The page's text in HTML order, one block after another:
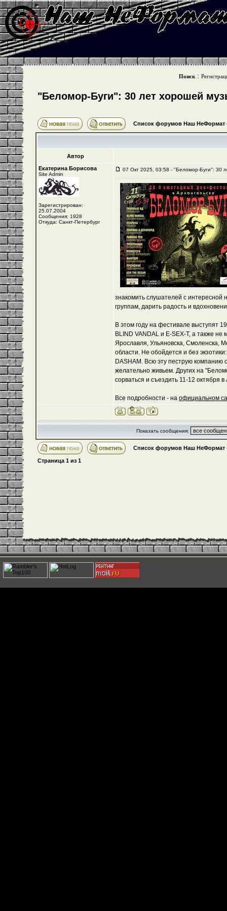
Поиск :
"Беломор-Буги": 30 лет хорошей
Список форумов Наш НеФормат
Автор
Екатерина Борисова
Site Admin
Зарегистрирован:
25.07.2004
Сообщения: 1928
Откуда: Санкт-Петербург
07 Окт 2025, 03:58 - "Беломор-Буги": 30
знакомить слушателей с интересной
группам, дарить радость и
В этом году на фестивале выступят
BLIND VANDAL и E-SEX-Т, а также
Ярославля, Ульяновска, Смоленска,
области. Не обойдется и без
DASHAM. Всю эту пеструю компанию
желательно живьем. Других на
сорваться и съездить 11-12 октября
Все подробности - на официальном
Показать сообщения:
Список форумов Наш НеФормат
Страница 1 из 1